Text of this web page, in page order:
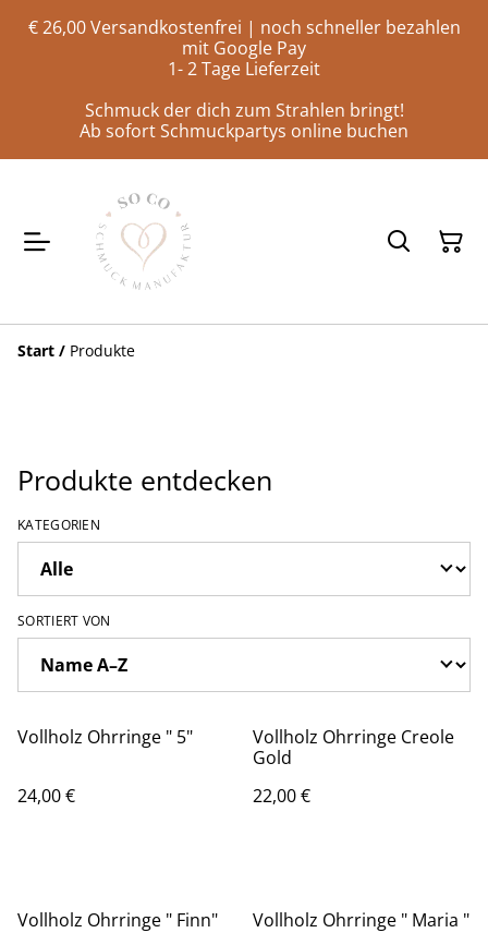
€ 26,00 Versandkostenfrei | noch schneller bezahlen
mit Google Pay
1- 2 Tage Lieferzeit
Schmuck der dich zum Strahlen bringt!
Ab sofort Schmuckpartys online buchen
Start / Produkte
Produkte entdecken
KATEGORIEN
SORTIERT VON
Vollholz Ohrringe " 5"
24,00 €
Vollholz Ohrringe Creole
Gold
22,00 €
Vollholz Ohrringe " Finn"
Vollholz Ohrringe " Maria "